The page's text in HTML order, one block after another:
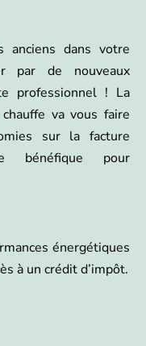
anciens dans votre
par de nouveaux
professionnel ! La
va vous faire
sur la facture
bénéfique pour
énergétiques
à un crédit d’impôt.